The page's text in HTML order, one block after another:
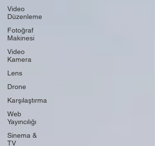
Video
Düzenleme
Fotoğraf
Makinesi
Video
Kamera
Lens
Drone
Karşılaştırma
Web
Yayıncılığı
Sinema &
TV